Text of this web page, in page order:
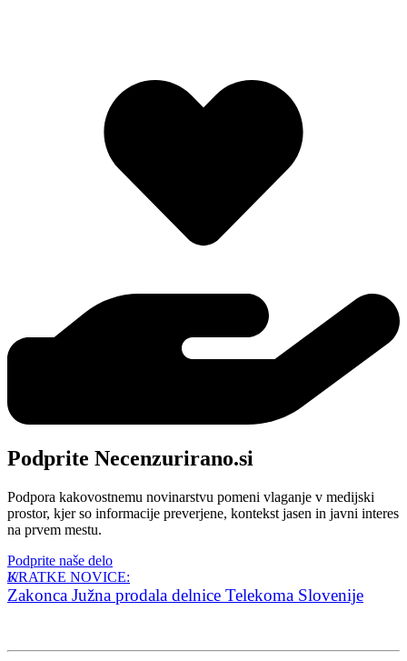
Podprite Necenzurirano.si
Podpora kakovostnemu novinarstvu pomeni vlaganje v medijski
prostor, kjer so informacije preverjene, kontekst jasen in javni interes
na prvem mestu.
Podprite naše delo
KRATKE NOVICE:
Zakonca Južna prodala delnice Telekoma Slovenije